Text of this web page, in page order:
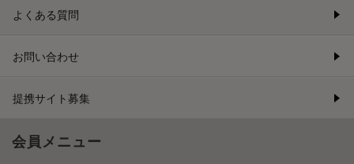
よくある質問
お問い合わせ
提携サイト募集
会員メニュー